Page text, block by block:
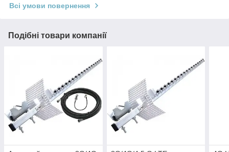
Всі умови повернення
Подібні товари компанії